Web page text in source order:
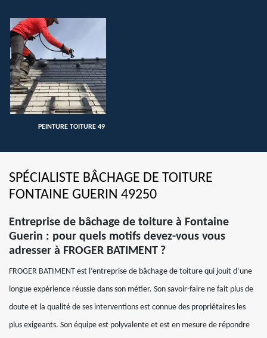
PEINTURE TOITURE 49
SPÉCIALISTE BÂCHAGE DE TOITURE
FONTAINE GUERIN 49250
Entreprise de bâchage de toiture à Fontaine
Guerin : pour quels motifs devez-vous vous
adresser à FROGER BATIMENT ?
FROGER BATIMENT est l’entreprise de bâchage de toiture qui jouit d’une
longue expérience réussie dans son métier. Son savoir-faire ne fait plus de
doute et la qualité de ses interventions est connue des propriétaires les
plus exigeants. Son équipe est polyvalente et est en mesure de répondre